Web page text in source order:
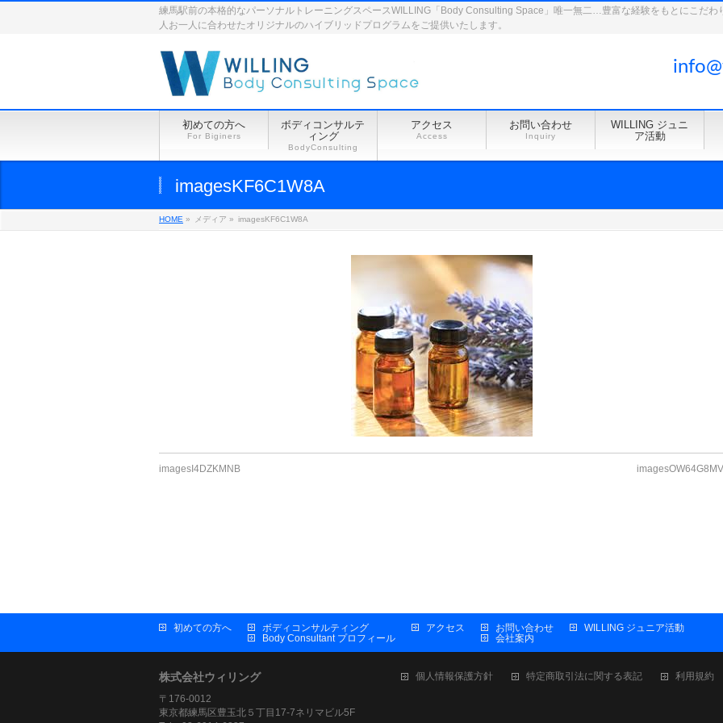
練馬駅前の本格的なパーソナルトレーニングスペースWILLING「Body Consulting Space」唯一無二…豊富な経験をもとにこだわ
人お一人に合わせたオリジナルのハイブリッドプログラムをご提供いたします。
初めての方へ
For Biginers
ボディコンサルテ
ィング
BodyConsulting
アクセス
Access
お問い合わせ
Inquiry
WILLING ジュニ
ア活動
imagesKF6C1W8A
HOME » メディア » imagesKF6C1W8A
imagesI4DZKMNB imagesOW64G8MV
初めての方へ
ボディコンサルティング
Body Consultant プロフィール
アクセス
お問い合わせ
会社案内
WILLING ジュニア活動
株式会社ウィリング
〒176-0012
東京都練馬区豊玉北５丁目17-7ネリマビル5F
個人情報保護方針 特定商取引法に関する表記 利用規約